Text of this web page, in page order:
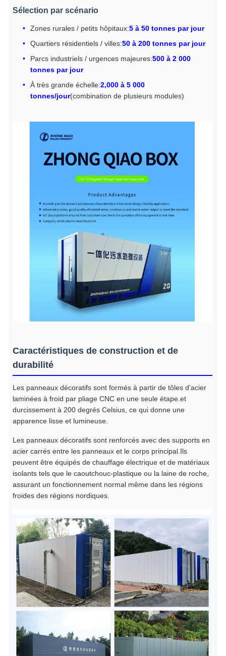
Sélection par scénario
Zones rurales / petits hôpitaux:5 à 50 tonnes par jour
Quartiers résidentiels / villes:50 à 200 tonnes par jour
Parcs industriels / urgences majeures:500 à 2 000
tonnes par jour
À très grande échelle:2,000 à 5 000
tonnes/jour(combination de plusieurs modules)
Caractéristiques de construction et de
durabilité
Les panneaux décoratifs sont formés à partir de tôles d'acier
laminées à froid par pliage CNC en une seule étape.et
durcissement à 200 degrés Celsius, ce qui donne une
apparence lisse et lumineuse.
Les panneaux décoratifs sont renforcés avec des supports en
acier carrés entre les panneaux et le corps principal.Ils
peuvent être équipés de chauffage électrique et de matériaux
isolants tels que le caoutchouc-plastique ou la laine de roche,
assurant un fonctionnement normal même dans les régions
froides des régions nordiques.